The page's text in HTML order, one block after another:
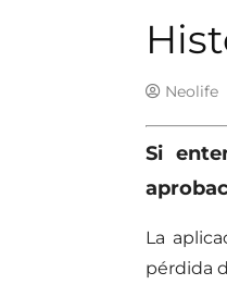
Neolife
Si
La
pérdida